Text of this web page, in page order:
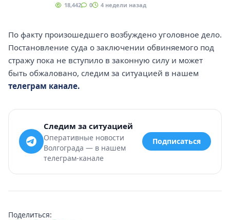
18,442 0 4 недели назад
По факту произошедшего возбуждено уголовное дело.
Постановление суда о заключении обвиняемого под
стражу пока не вступило в законную силу и может
быть обжаловано, следим за ситуацией в нашем
телеграм канале.
Следим за ситуацией
Оперативные новости
Волгограда — в нашем
телеграм-канале
Подписаться
Поделиться: